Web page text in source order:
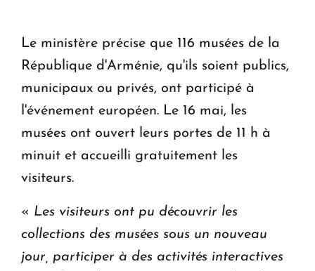
Le ministère précise que 116 musées de la
République d'Arménie, qu'ils soient publics,
municipaux ou privés, ont participé à
l'événement européen. Le 16 mai, les
musées ont ouvert leurs portes de 11 h à
minuit et accueilli gratuitement les
visiteurs.
« Les visiteurs ont pu découvrir les
collections des musées sous un nouveau
jour, participer à des activités interactives